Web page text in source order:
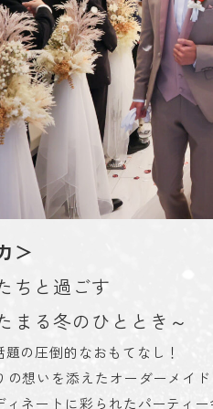
＞
ちと過ごす
る冬のひととき～
の圧倒的なおもてなし！
の想いを添えたオーダーメイド
ィネートに彩られたパーティ